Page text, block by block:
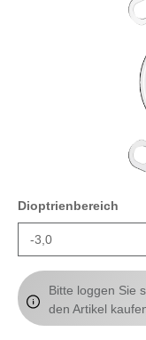
Dioptrienbereich
Bitte loggen Sie
den Artikel